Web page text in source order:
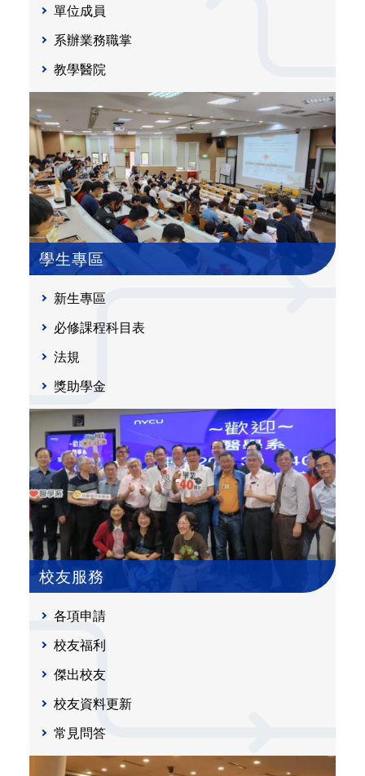
單位成員
系辦業務職掌
教學醫院
學生專區
新生專區
必修課程科目表
法規
獎助學金
校友服務
各項申請
校友福利
傑出校友
校友資料更新
常見問答